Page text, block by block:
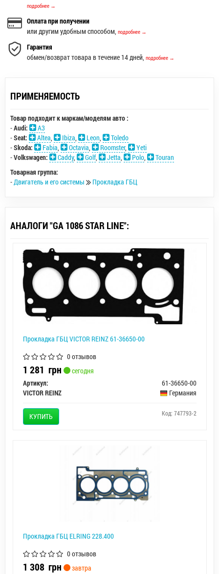
подробнее →
Оплата при получении
или другим удобным способом, подробнее →
Гарантия
обмен/возврат товара в течение 14 дней, подробнее →
ПРИМЕНЯЕМОСТЬ
Товар подходит к маркам/моделям авто :
-Audi:
A3
-Seat: Altea Ibiza Leon
Toledo
-Skoda: Fabia Octavia Roomster,
Yeti
-Volkswagen: Caddy, Golf, Jetta Polo
Touran
Товарная группа:
- Двигатель и его системы Прокладка ГБЦ
АНАЛОГИ "GA 1086 STAR LINE":
Прокладка ГБЦ VICTOR REINZ 61-36650-00
0 отзывов
1 281 грн
сегодня
Артикул:
61-36650-00
VICTOR REINZ
Германия
КУПИТЬ Код: 747793-2
Прокладка ГБЦ ELRING 228.400
0 отзывов
1 308 грн завтра